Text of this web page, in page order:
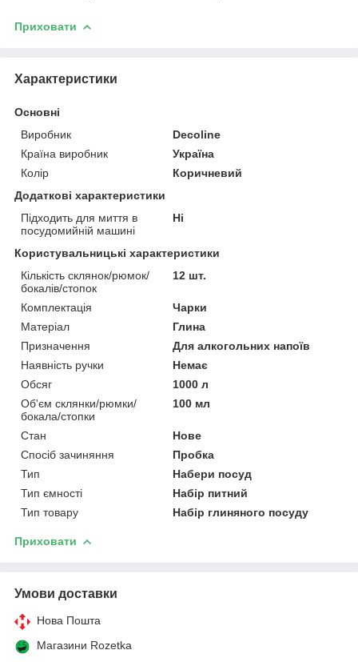
Приховати
Характеристики
Основні
Виробник
Decoline
Країна виробник
Україна
Колір
Коричневий
Додаткові характеристики
Підходить для миття в
посудомийній машині
Ні
Користувальницькі характеристики
Кількість склянок/рюмок/
бокалів/стопок
12 шт.
Комплектація
Чарки
Матеріал
Глина
Призначення
Для алкогольних напоїв
Наявність ручки
Немає
Обсяг
1000 л
Об'єм склянки/рюмки/
бокала/стопки
100 мл
Стан
Нове
Спосіб зачиняння
Пробка
Тип
Набери посуд
Тип ємності
Набір питний
Тип товару
Набір глиняного посуду
Приховати
Умови доставки
Нова Пошта
Магазини Rozetka